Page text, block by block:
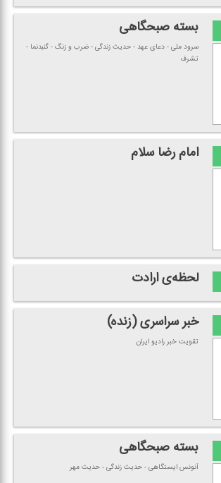
بسته صبحگاهی
سرود ملی - دعای عهد - حدیث زندگی - ضرب و زنگ - گنبدنما -
تشرف
امام رضا سلام
لحظه‌ی ارادت
خبر سراسری (زنده)
تقویت خبر رادیو ایران
بسته صبحگاهی
آنونس ایستگاهی - حدیث زندگی - حدیث مهر